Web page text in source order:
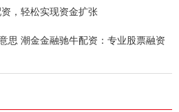
，轻松实现资金扩张
思 潮金金融驰牛配资：专业股票融资